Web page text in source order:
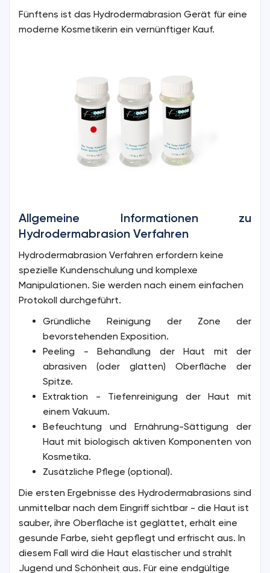
Fünftens ist das Hydrodermabrasion Gerät für eine
moderne Kosmetikerin ein vernünftiger Kauf.
Allgemeine Informationen zu
Hydrodermabrasion Verfahren
Hydrodermabrasion Verfahren erfordern keine
spezielle Kundenschulung und komplexe
Manipulationen. Sie werden nach einem einfachen
Protokoll durchgeführt.
Gründliche Reinigung der Zone der
bevorstehenden Exposition.
Peeling - Behandlung der Haut mit der
abrasiven (oder glatten) Oberfläche der
Spitze.
Extraktion - Tiefenreinigung der Haut mit
einem Vakuum.
Befeuchtung und Ernährung-Sättigung der
Haut mit biologisch aktiven Komponenten von
Kosmetika.
Zusätzliche Pflege (optional).
Die ersten Ergebnisse des Hydrodermabrasions sind
unmittelbar nach dem Eingriff sichtbar - die Haut ist
sauber, ihre Oberfläche ist geglättet, erhält eine
gesunde Farbe, sieht gepflegt und erfrischt aus. In
diesem Fall wird die Haut elastischer und strahlt
Jugend und Schönheit aus. Für eine endgültige